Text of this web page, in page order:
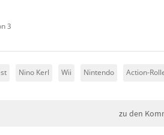
3
Nino Kerl Wii Nintendo Action-
zu den